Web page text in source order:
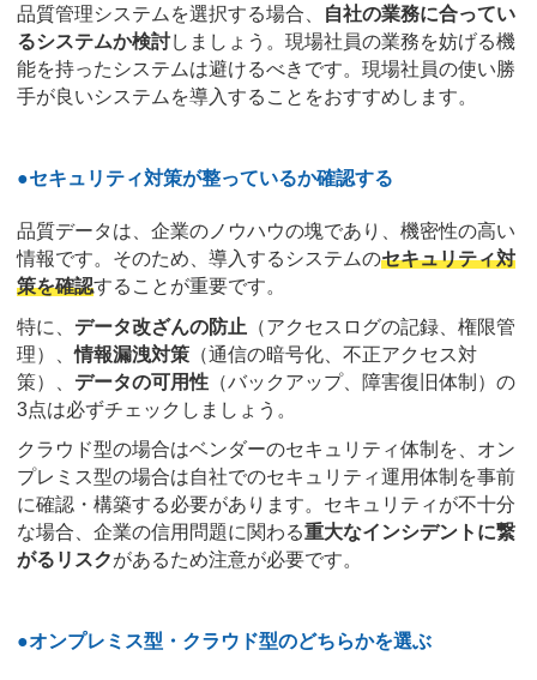
品質管理システムを選択する場合、
自社の業務に合ってい
るシステムか検討しましょう。現場社員の業務を妨げる機
能を持ったシステムは避けるべきです。現場社員の使い勝
手が良いシステムを導入することをおすすめします。
●セキュリティ対策が整っているか確認する
品質データは、企業のノウハウの塊であり、機密性の高い
情報です。そのため、導入するシステムのセキュリティ対
策を確認することが重要です。
特に、 データ改ざんの防止 （アクセスログの記録、権限管
理）、情報漏洩対策 （通信の暗号化、不正アクセス対
策）、 データの可用性 （バックアップ、障害復旧体制）の
3点は必ずチェックしましょう。
クラウド型の場合はベンダーのセキュリティ体制を、オン
プレミス型の場合は自社でのセキュリティ運用体制を事前
に確認・構築する必要があります。セキュリティが不十分
な場合、企業の信用問題に関わる重大なインシデントに繋
がるリスクがあるため注意が必要です。
●オンプレミス型・クラウド型のどちらかを選ぶ